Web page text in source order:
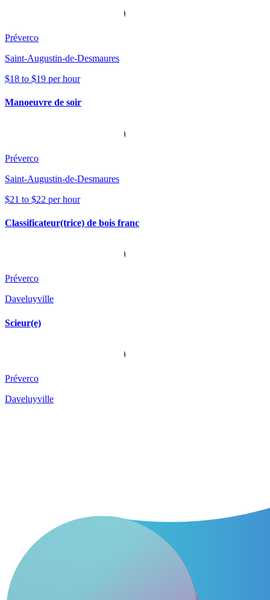
Préverco
Saint-Augustin-de-Desmaures
$18 to $19 per hour
Manoeuvre de soir
Préverco
Saint-Augustin-de-Desmaures
$21 to $22 per hour
Classificateur(trice) de bois franc
Préverco
Daveluyville
Scieur(e)
Préverco
Daveluyville